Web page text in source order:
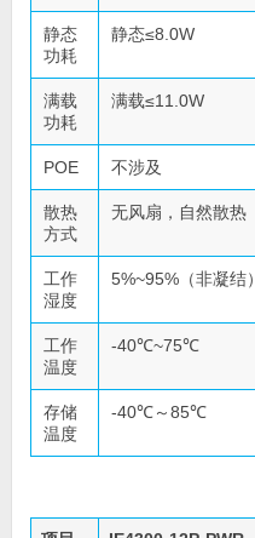
静态
功耗
静态≤8.0W
满载
功耗
满载≤11.0W
POE 不涉及
散热
方式
无风扇，自然散热
工作
湿度
5%~95%（非凝结）
工作
温度
-40℃~75℃
存储
温度
-40℃～85℃